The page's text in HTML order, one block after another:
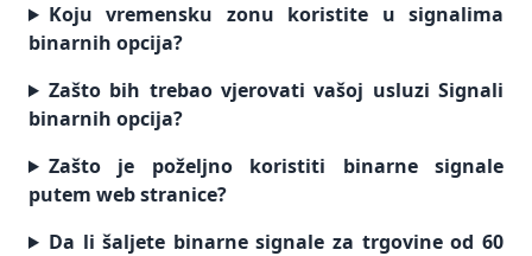
Koju vremensku zonu koristite u signalima
binarnih opcija?
Zašto bih trebao vjerovati vašoj usluzi Signali
binarnih opcija?
Zašto je poželjno koristiti binarne signale
putem web stranice?
Da li šaljete binarne signale za trgovine od 60